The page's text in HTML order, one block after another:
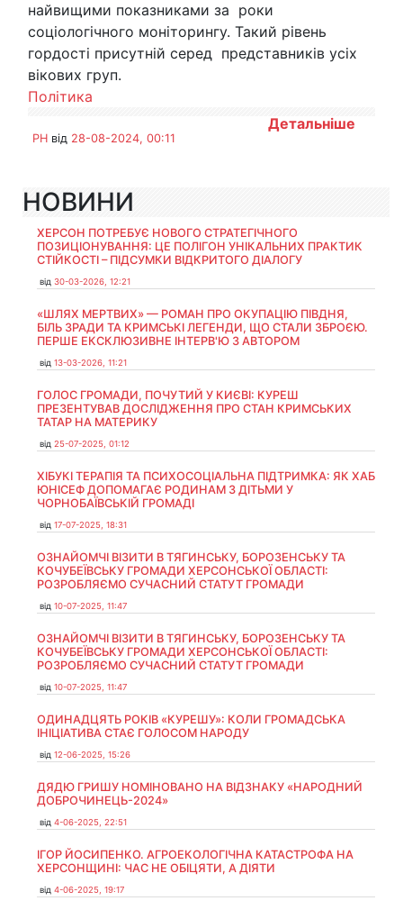
найвищими показниками за роки
соціологічного моніторингу. Такий рівень
гордості присутній серед представників усіх
вікових груп.
Політика
Детальніше
PH від 28-08-2024, 00:11
НОВИНИ
ХЕРСОН ПОТРЕБУЄ НОВОГО СТРАТЕГІЧНОГО
ПОЗИЦІОНУВАННЯ: ЦЕ ПОЛІГОН УНІКАЛЬНИХ ПРАКТИК
СТІЙКОСТІ – ПІДСУМКИ ВІДКРИТОГО ДІАЛОГУ
від 30-03-2026, 12:21
«ШЛЯХ МЕРТВИХ» — РОМАН ПРО ОКУПАЦІЮ ПІВДНЯ,
БІЛЬ ЗРАДИ ТА КРИМСЬКІ ЛЕГЕНДИ, ЩО СТАЛИ ЗБРОЄЮ.
ПЕРШЕ ЕКСКЛЮЗИВНЕ ІНТЕРВ'Ю З АВТОРОМ
від 13-03-2026, 11:21
ГОЛОС ГРОМАДИ, ПОЧУТИЙ У КИЄВІ: КУРЕШ
ПРЕЗЕНТУВАВ ДОСЛІДЖЕННЯ ПРО СТАН КРИМСЬКИХ
ТАТАР НА МАТЕРИКУ
від 25-07-2025, 01:12
ХІБУКІ ТЕРАПІЯ ТА ПСИХОСОЦІАЛЬНА ПІДТРИМКА: ЯК ХАБ
ЮНІСЕФ ДОПОМАГАЄ РОДИНАМ З ДІТЬМИ У
ЧОРНОБАЇВСЬКІЙ ГРОМАДІ
від 17-07-2025, 18:31
ОЗНАЙОМЧІ ВІЗИТИ В ТЯГИНСЬКУ, БОРОЗЕНСЬКУ ТА
КОЧУБЕЇВСЬКУ ГРОМАДИ ХЕРСОНСЬКОЇ ОБЛАСТІ:
РОЗРОБЛЯЄМО СУЧАСНИЙ СТАТУТ ГРОМАДИ
від 10-07-2025, 11:47
ОЗНАЙОМЧІ ВІЗИТИ В ТЯГИНСЬКУ, БОРОЗЕНСЬКУ ТА
КОЧУБЕЇВСЬКУ ГРОМАДИ ХЕРСОНСЬКОЇ ОБЛАСТІ:
РОЗРОБЛЯЄМО СУЧАСНИЙ СТАТУТ ГРОМАДИ
від 10-07-2025, 11:47
ОДИНАДЦЯТЬ РОКІВ «КУРЕШУ»: КОЛИ ГРОМАДСЬКА
ІНІЦІАТИВА СТАЄ ГОЛОСОМ НАРОДУ
від 12-06-2025, 15:26
ДЯДЮ ГРИШУ НОМІНОВАНО НА ВІДЗНАКУ «НАРОДНИЙ
ДОБРОЧИНЕЦЬ-2024»
від 4-06-2025, 22:51
ІГОР ЙОСИПЕНКО. АГРОЕКОЛОГІЧНА КАТАСТРОФА НА
ХЕРСОНЩИНІ: ЧАС НЕ ОБІЦЯТИ, А ДІЯТИ
від 4-06-2025, 19:17